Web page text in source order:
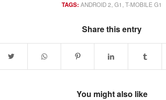
TAGS: ANDROID 2 G1 T-MOBILE G1
Share this entry
You might also like